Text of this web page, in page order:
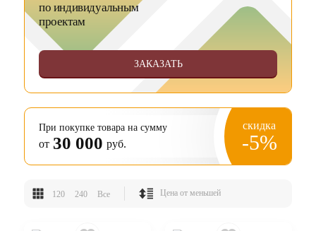
по индивидуальным
проектам
ЗАКАЗАТЬ
При покупке товара на сумму
от 30 000 руб.
скидка
-5%
120 240 Все